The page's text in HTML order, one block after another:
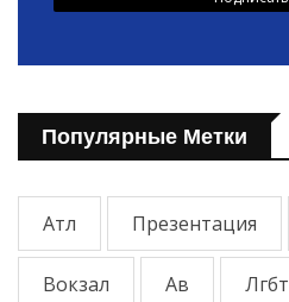
Популярные Метки
Атл Презентация
Вокзал Ав Лгбт